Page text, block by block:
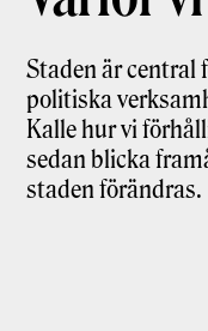
Staden är central
politiska
Kalle hur vi
sedan blicka
staden förändras.